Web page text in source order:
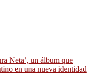
Neta’, un álbum que
en una nueva identidad